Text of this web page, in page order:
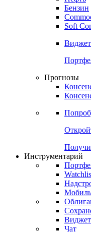
Commodities
Золото
Нефть
Бензин
Soft
Виджет:
Прогнозы
Инструментарий